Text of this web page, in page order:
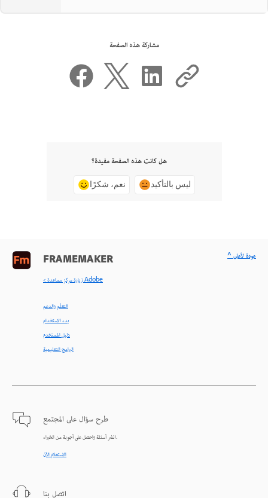
مشاركة هذه الصفحة
هل كانت هذه الصفحة مفيدة؟
نعم، شكرًا ليس بالتأكيد
FRAMEMAKER
< زيارة مركز مساعدة Adobe
التعلّم والدعم
بدء الاستخدام
دليل المستخدم
البرامج التعليمية
طرح سؤال على المجتمع
انشر أسئلة واحصل على أجوبة من الخبراء.
الاستعلام الآن
اتصل بنا
^ عودة لأعلى